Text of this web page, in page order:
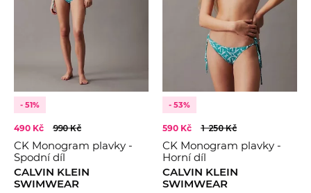
- 51%
490 Kč 990 Kč
CK Monogram plavky -
Spodní díl
CALVIN KLEIN
SWIMWEAR
- 53%
590 Kč 1 250 Kč
CK Monogram plavky -
Horní díl
CALVIN KLEIN
SWIMWEAR